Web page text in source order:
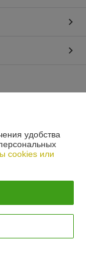
удобства
cookies или